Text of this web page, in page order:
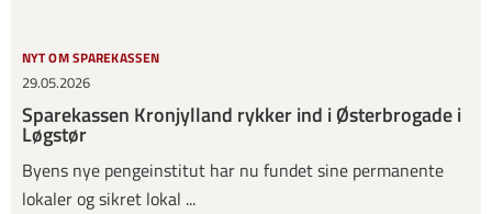
NYT OM SPAREKASSEN
29.05.2026
Sparekassen Kronjylland rykker ind i Østerbrogade i
Løgstør
Byens nye pengeinstitut har nu fundet sine permanente
lokaler og sikret lokal ...